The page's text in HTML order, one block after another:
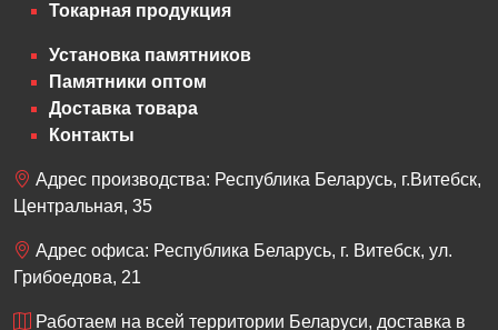
Токарная продукция
Установка памятников
Памятники оптом
Доставка товара
Контакты
Адрес производства: Республика Беларусь, г.Витебск,
Центральная, 35
Адрес офиса: Республика Беларусь, г. Витебск, ул.
Грибоедова, 21
Работаем на всей территории Беларуси, доставка в